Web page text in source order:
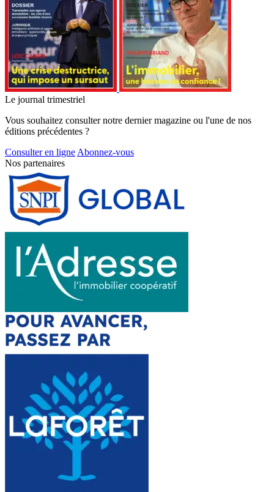
Le journal trimestriel
Vous souhaitez consulter notre dernier magazine ou l'une de nos
éditions précédentes ?
Consulter en ligne Abonnez-vous
Nos partenaires